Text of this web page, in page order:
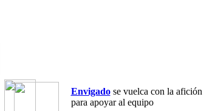
Envigadose vuelca con la afición
para apoyar al equipo